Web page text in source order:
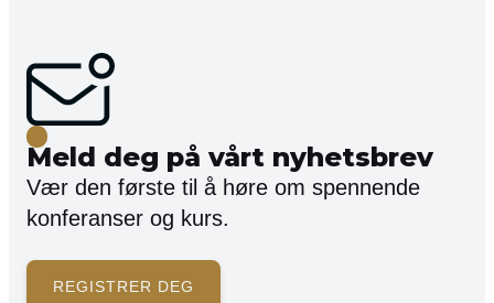
Meld deg på vårt nyhetsbrev
Vær den første til å høre om spennende
konferanser og kurs.
REGISTRER DEG